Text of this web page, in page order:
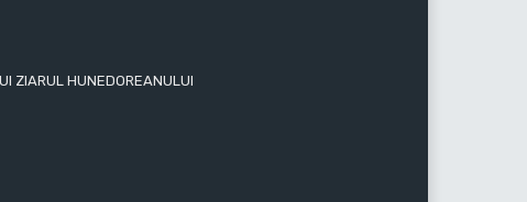
ZIARUL HUNEDOREANULUI